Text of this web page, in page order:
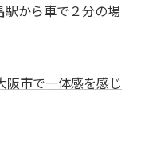
から車で２分の場
阪市で一体感を感じ